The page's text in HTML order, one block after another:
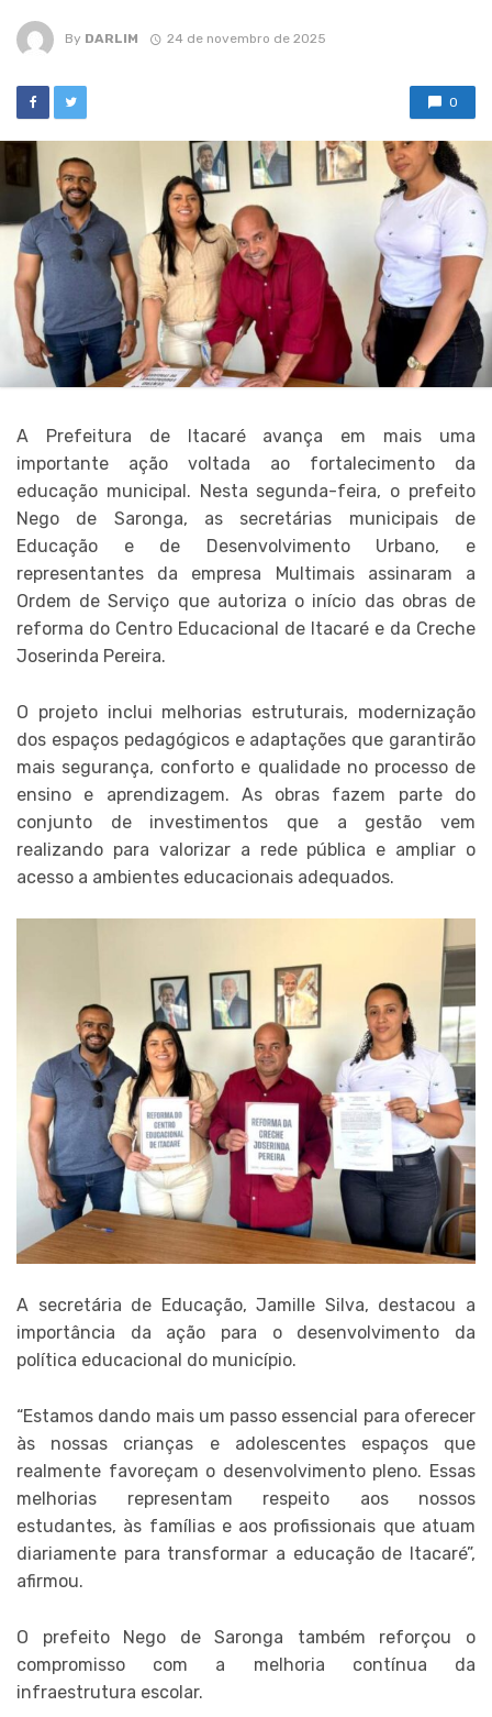
By DARLIM 24 de novembro de 2025
0
A Prefeitura de Itacaré avança em mais uma
importante ação voltada ao fortalecimento da
educação municipal. Nesta segunda-feira, o prefeito
Nego de Saronga, as secretárias municipais de
Educação e de Desenvolvimento Urbano, e
representantes da empresa Multimais assinaram a
Ordem de Serviço que autoriza o início das obras de
reforma do Centro Educacional de Itacaré e da Creche
Joserinda Pereira.
O projeto inclui melhorias estruturais, modernização
dos espaços pedagógicos e adaptações que garantirão
mais segurança, conforto e qualidade no processo de
ensino e aprendizagem. As obras fazem parte do
conjunto de investimentos que a gestão vem
realizando para valorizar a rede pública e ampliar o
acesso a ambientes educacionais adequados.
A secretária de Educação, Jamille Silva, destacou a
importância da ação para o desenvolvimento da
política educacional do município.
“Estamos dando mais um passo essencial para oferecer
às nossas crianças e adolescentes espaços que
realmente favoreçam o desenvolvimento pleno. Essas
melhorias representam respeito aos nossos
estudantes, às famílias e aos profissionais que atuam
diariamente para transformar a educação de Itacaré”,
afirmou.
O prefeito Nego de Saronga também reforçou o
compromisso com a melhoria contínua da
infraestrutura escolar.